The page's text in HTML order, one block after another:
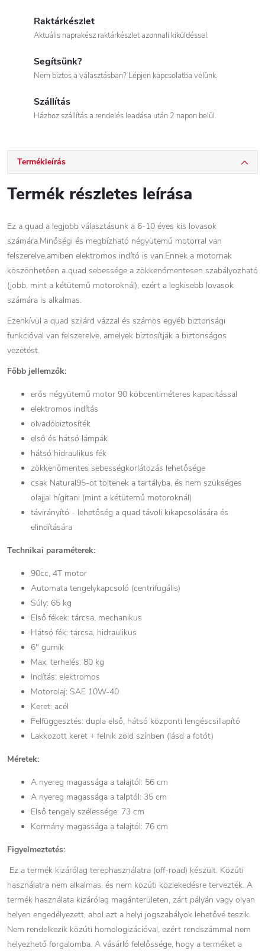
Raktárkészlet
Aktuális naprakész raktárkészlet azonnali kiküldéssel.
Segítsünk?
Nem biztos a választásban? Lépjen kapcsolatba velünk.
Szállítás
Házhoz szállítás a rendelés leadása után 2 napon belül.
Termékleírás
Termék részletes leírása
Ez a quad a legjobb választásunk a 6-10 éves kis lovasok
számára.Minőségi és megbízható négyütemű motorral van
felszerelve,amiben elektromos indító is van.Ennek a motornak
köszönhetően a quad sebessége a zökkenőmentesen szabályozható
(jobb, mint a kétütemű motoroknál), ezért a legkisebb lovasok
számára is alkalmas.
Ezenkívül a quad szilárd vázzal és számos egyéb biztonsági
funkcióval van felszerelve, amelyek biztosítják a biztonságos
vezetést.
Főbb jellemzők:
erős négyütemű motor 90 köbcentiméteres kapacitással
elektromos indítás
olvadóbiztosíték
első és hátsó lámpák
hátsó hidraulikus fék
zökkenőmentes sebességkorlátozás lehetősége
csak Natural95-öt töltenek a tartályba, és nem szükséges
olajjal hígítani (mint a kétütemű motoroknál)
távirányító - lehetőség a quad távoli kikapcsolására és
elindítására
Technikai paraméterek:
90cc, 4T motor
Automata tengelykapcsoló (centrifugális)
Súly: 65 kg
Első fékek: tárcsa, mechanikus
Hátsó fék: tárcsa, hidraulikus
6" gumik
Max. terhelés: 80 kg
Indítás: elektromos
Motorolaj: SAE 10W-40
Keret: acél
Felfüggesztés: dupla első, hátsó központi lengéscsillapító
Lakkozott keret + felnik zöld színben (lásd a fotót)
Méretek:
A nyereg magassága a talajtól: 56 cm
A nyereg magassága a talptól: 35 cm
Első tengely szélessége: 73 cm
Kormány magassága a talajtól: 76 cm
Figyelmeztetés:
Ez a termék kizárólag terephasználatra (off-road) készült. Közúti
használatra nem alkalmas, és nem közúti közlekedésre tervezték. A
termék használata kizárólag magánterületen, zárt pályán vagy olyan
helyen engedélyezett, ahol azt a helyi jogszabályok lehetővé teszik.
Nem rendelkezik közúti homologizációval, ezért rendszámmal nem
helyezhető forgalomba. A vásárló felelőssége, hogy a terméket a